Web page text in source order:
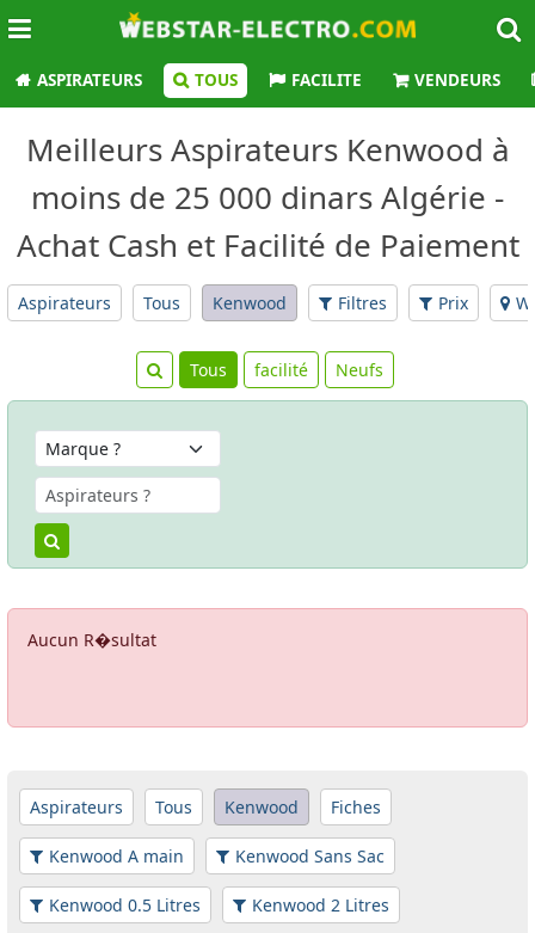
ASPIRATEURS TOUS FACILITE VENDEURS
Meilleurs Aspirateurs Kenwood à
moins de 25 000 dinars Algérie -
Achat Cash et Facilité de Paiement
Aspirateurs Tous Kenwood Filtres Prix
Tous facilité Neufs
Aucun R�sultat
Aspirateurs Tous Kenwood Fiches
Kenwood A main Kenwood Sans Sac
Kenwood 0.5 Litres Kenwood 2 Litres